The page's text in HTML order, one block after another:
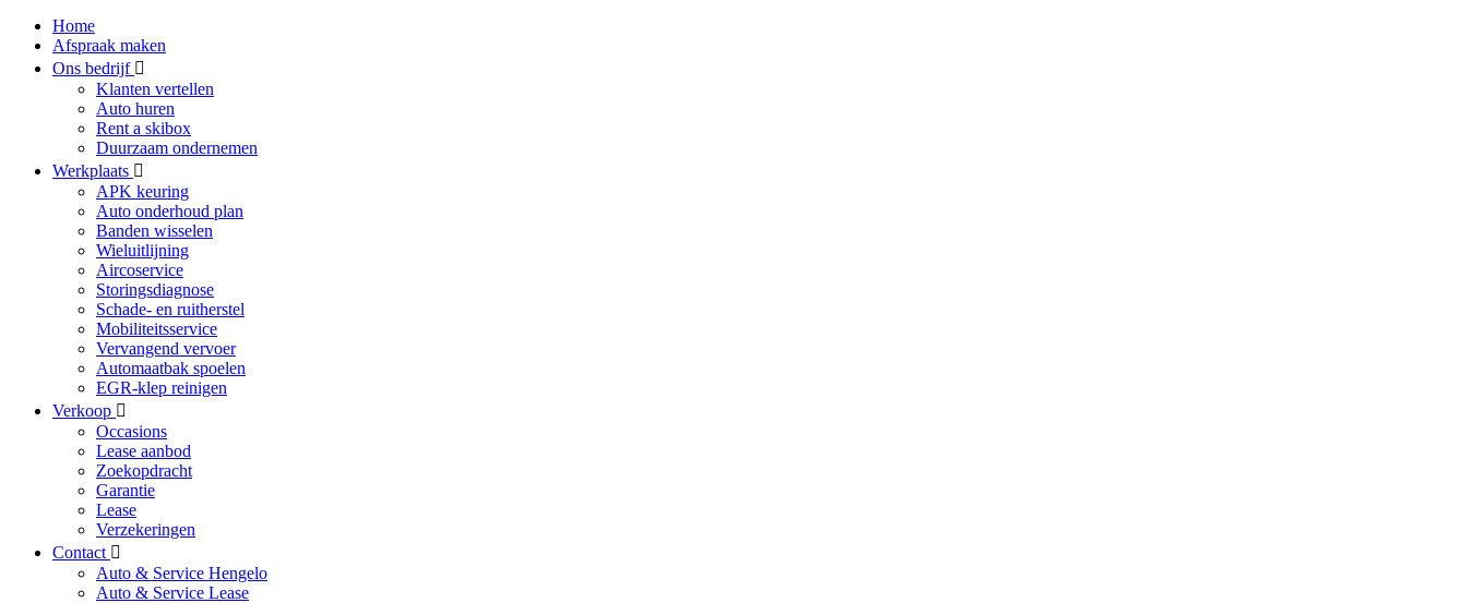
Home
Afspraak maken
Ons bedrijf
Klanten vertellen
Auto huren
Rent a skibox
Duurzaam ondernemen
Werkplaats
APK keuring
Auto onderhoud plan
Banden wisselen
Wieluitlijning
Aircoservice
Storingsdiagnose
Schade- en ruitherstel
Mobiliteitsservice
Vervangend vervoer
Automaatbak spoelen
EGR-klep reinigen
Verkoop
Occasions
Lease aanbod
Zoekopdracht
Garantie
Lease
Verzekeringen
Contact
Auto & Service Hengelo
Auto & Service Lease